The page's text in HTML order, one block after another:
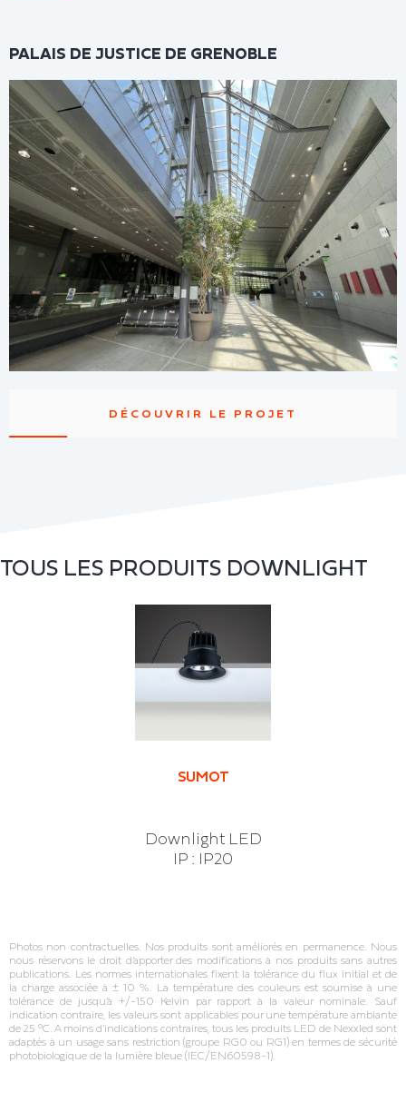
PALAIS DE JUSTICE DE GRENOBLE
DÉCOUVRIR LE PROJET
TOUS LES PRODUITS DOWNLIGHT
SUMOT
Downlight LED
IP : IP20
Photos non contractuelles. Nos produits sont améliorés en permanence. Nous
nous réservons le droit d’apporter des modifications à nos produits sans autres
publications. Les normes internationales fixent la tolérance du flux initial et de
la charge associée à ± 10 %. La température des couleurs est soumise à une
tolérance de jusqu’à +/‐150 Kelvin par rapport à la valeur nominale. Sauf
indication contraire, les valeurs sont applicables pour une température ambiante
de 25 °C. A moins d’indications contraires, tous les produits LED de Nexxled sont
adaptés à un usage sans restriction (groupe RG0 ou RG1) en termes de sécurité
photobiologique de la lumière bleue (IEC/EN60598‐1).